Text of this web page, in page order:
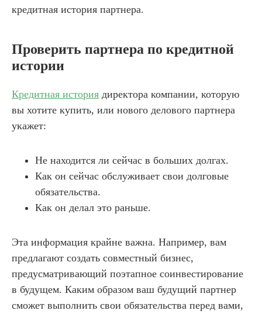
кредитная история партнера.
Проверить партнера по кредитной
истории
Кредитная история директора компании, которую
вы хотите купить, или нового делового партнера
укажет:
Не находится ли сейчас в больших долгах.
Как он сейчас обслуживает свои долговые
обязательства.
Как он делал это раньше.
Эта информация крайне важна. Например, вам
предлагают создать совместный бизнес,
предусматривающий поэтапное соинвестирование
в будущем. Каким образом ваш будущий партнер
сможет выполнить свои обязательства перед вами,